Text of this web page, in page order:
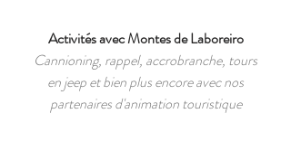
Activités avec Montes de Laboreiro
Cannioning, rappel, accrobranche, tours
en jeep et bien plus encore avec nos
partenaires d'animation touristique